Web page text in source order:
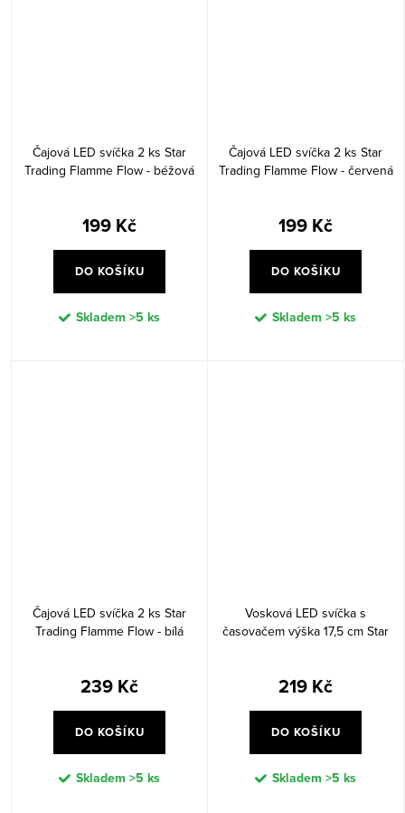
Čajová LED svíčka 2 ks Star
Trading Flamme Flow - béžová
199 Kč
DO KOŠÍKU
Skladem >5 ks
Čajová LED svíčka 2 ks Star
Trading Flamme Flow - červená
199 Kč
DO KOŠÍKU
Skladem >5 ks
Čajová LED svíčka 2 ks Star
Trading Flamme Flow - bílá
239 Kč
DO KOŠÍKU
Skladem >5 ks
Vosková LED svíčka s
časovačem výška 17,5 cm Star
219 Kč
DO KOŠÍKU
Skladem >5 ks